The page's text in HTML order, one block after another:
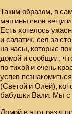
Таким образом, в
машины свои вещи и
Есть хотелось
и салатик, сел за
на часы, которые
домой и сообщил,
по тихой и очень
успев
(Светой и Олей),
бабушки Вали. Мы с
Домой в этот раз я